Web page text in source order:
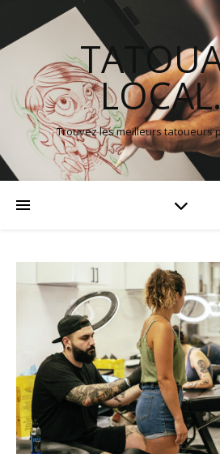
Trouvez les meilleurs tatoueurs